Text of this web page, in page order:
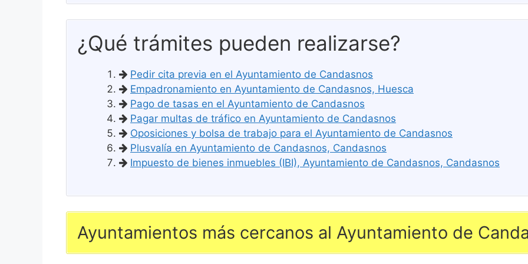
¿Qué trámites pueden realizarse?
Pedir cita previa en el Ayuntamiento de Candasnos
Empadronamiento en Ayuntamiento de Candasnos, Huesca
Pago de tasas en el Ayuntamiento de Candasnos
Pagar multas de tráfico en Ayuntamiento de Candasnos
Oposiciones y bolsa de trabajo para el Ayuntamiento de Candasnos
Plusvalía en Ayuntamiento de Candasnos, Candasnos
Impuesto de bienes inmuebles (IBI), Ayuntamiento de Candasnos, Candasnos
Ayuntamientos más cercanos al Ayuntamiento de